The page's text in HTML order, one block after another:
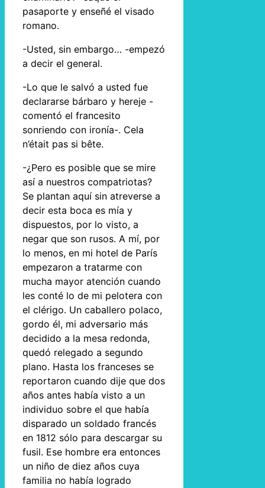
pasaporte y enseñé el visado
romano.
-Usted, sin embargo… -empezó
a decir el general.
-Lo que le salvó a usted fue
declararse bárbaro y hereje -
comentó el francesito
sonriendo con ironía-. Cela
n’était pas si bête.
-¿Pero es posible que se mire
así a nuestros compatriotas?
Se plantan aquí sin atreverse a
decir esta boca es mía y
dispuestos, por lo visto, a
negar que son rusos. A mí, por
lo menos, en mi hotel de París
empezaron a tratarme con
mucha mayor atención cuando
les conté lo de mi pelotera con
el clérigo. Un caballero polaco,
gordo él, mi adversario más
decidido a la mesa redonda,
quedó relegado a segundo
plano. Hasta los franceses se
reportaron cuando dije que dos
años antes había visto a un
individuo sobre el que había
disparado un soldado francés
en 1812 sólo para descargar su
fusil. Ese hombre era entonces
un niño de diez años cuya
familia no había logrado